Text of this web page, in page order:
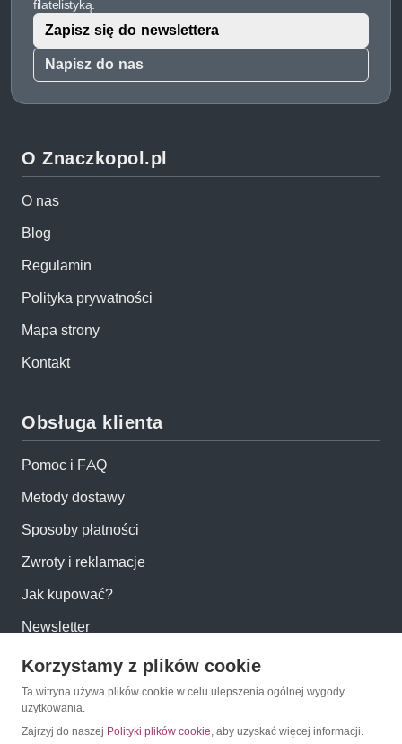
filatelistyką.
Napisz do nas
Zapisz się do newslettera
O Znaczkopol.pl
O nas
Blog
Regulamin
Polityka prywatności
Mapa strony
Kontakt
Obsługa klienta
Pomoc i FAQ
Metody dostawy
Sposoby płatności
Zwroty i reklamacje
Jak kupować?
Newsletter
Konto
Moje konto
Korzystamy z plików cookie
Ta witryna używa plików cookie w celu ulepszenia ogólnej wygody
użytkowania.
Zajrzyj do naszej Polityki plików cookie, aby uzyskać więcej informacji.